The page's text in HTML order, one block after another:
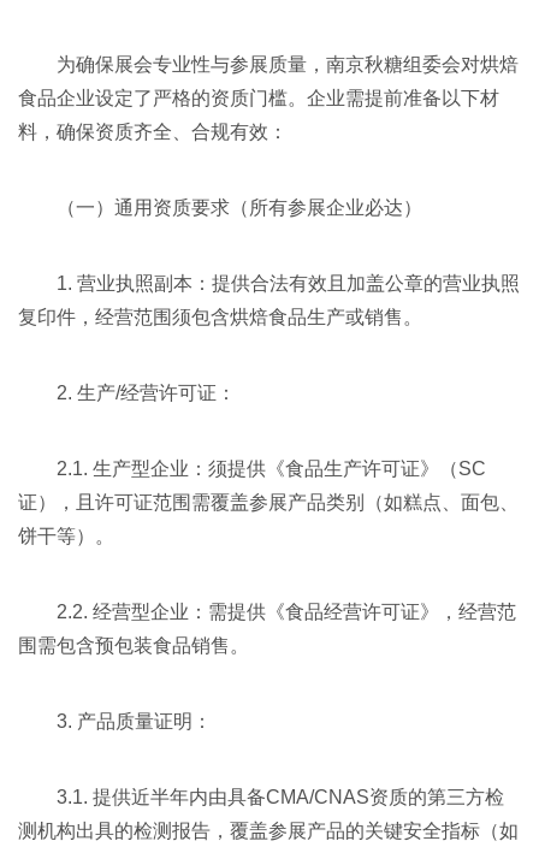
为确保展会专业性与参展质量，南京秋糖组委会对烘焙
食品企业设定了严格的资质门槛。企业需提前准备以下材
料，确保资质齐全、合规有效：
（一）通用资质要求（所有参展企业必达）
1. 营业执照副本：提供合法有效且加盖公章的营业执照
复印件，经营范围须包含烘焙食品生产或销售。
2. 生产/经营许可证：
2.1. 生产型企业：须提供《食品生产许可证》（SC
证），且许可证范围需覆盖参展产品类别（如糕点、面包、
饼干等）。
2.2. 经营型企业：需提供《食品经营许可证》，经营范
围需包含预包装食品销售。
3. 产品质量证明：
3.1. 提供近半年内由具备CMA/CNAS资质的第三方检
测机构出具的检测报告，覆盖参展产品的关键安全指标（如